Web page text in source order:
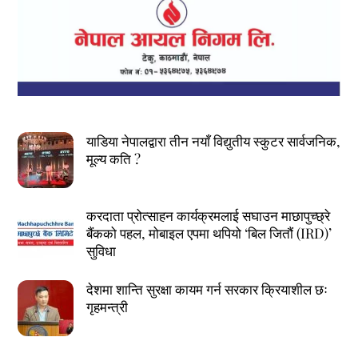
याडिया नेपालद्वारा तीन नयाँ विद्युतीय स्कुटर सार्वजनिक,
मूल्य कति ?
करदाता प्रोत्साहन कार्यक्रमलाई सघाउन माछापुच्छ्रे
बैंकको पहल, मोबाइल एपमा थपियो ‘बिल जितौं (IRD)’
सुविधा
देशमा शान्ति सुरक्षा कायम गर्न सरकार क्रियाशील छः
गृहमन्त्री